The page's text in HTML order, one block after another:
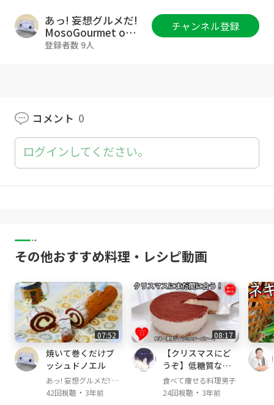
る。
２．牛乳 300gを入れ混ぜる。
３．卵黄 3個も入れ混ぜる。
様子を見ながら加熱してください）
６．取り出したら混ぜ、刻んだチョコレート 15
gを加え混ぜる。
７．バットなどに移し、ラップをぴっちりと密
着させて掛け冷ましておく。
牛乳の温度が高めです。温かい日は温度を下げ
てください。）
ースト 3gと（８）を入れ、ひとまとまりになる
まで捏ねる。
１０．柔らかくした無塩バター 30gも入れなめ
らかに捏ね上げる。
１１．オイル薄く塗ったボウルに入れ、2倍の
大きさになるまで一次発酵させる。（35度で50
分）
１２．ガス抜きし、7個（1個 約54g）に分割し
丸め固く絞った布巾をかけ、15分ベンチタイム
あっ! 妄想グルメだ!
MosoGourmet on
Goody!TV
登録者数 9人
チャンネル登録
コメント 0
ログインしてください。
その他おすすめ料理・レシピ動画
07:52
焼いて巻くだけブ
ッシュドノエル
あっ! 妄想グルメだ! Mo
soGourmet on Goody!
42回視聴・ 3年前
08:17
【クリスマスにど
うぞ】低糖質なテ
ィラミスチーズケ
ーキを簡単に作る
食べて痩せる料理男子
24回視聴・ 3年前